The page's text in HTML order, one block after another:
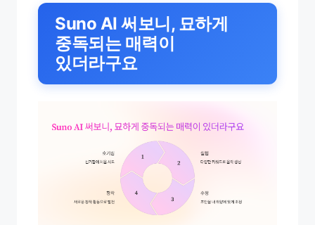
Suno AI 써보니, 묘하게
중독되는 매력이
있더라구요